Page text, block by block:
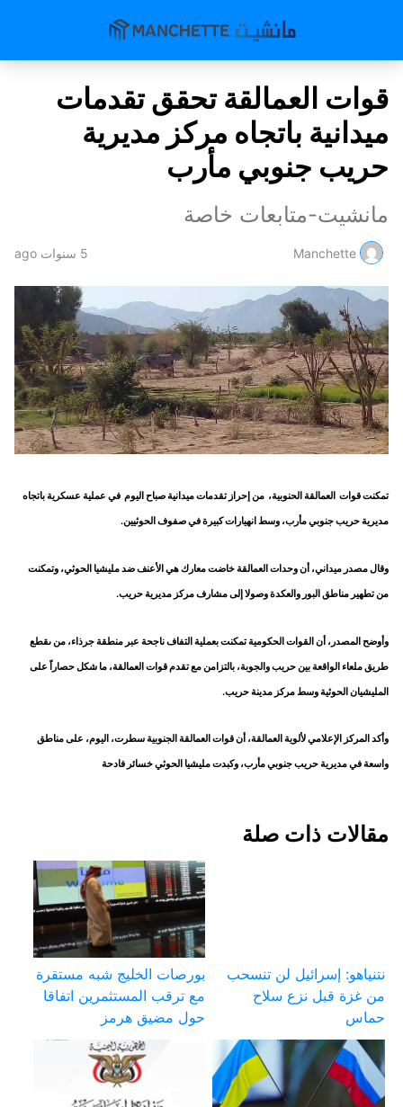
قوات العمالقة تحقق تقدمات
ميدانية باتجاه مركز مديرية
حريب جنوبي مأرب
مانشيت-متابعات خاصة
Manchette 5 سنوات ago
تمكنت قوات العمالقة الحنوبية، من إحراز تقدمات ميدانية صباح اليوم في عملية عسكرية باتجاه
مديرية حريب جنوبي مأرب، وسط انهيارات كبيرة في صفوف الحوثيين.
وقال مصدر ميداني، أن وحدات العمالقة خاضت معارك هي الأعنف ضد مليشيا الحوثي، وتمكنت
من تطهير مناطق البور والعكدة وصولا إلى مشارف مركز مديرية حريب.
وأوضح المصدر، أن القوات الحكومية تمكنت بعملية التفاف ناجحة عبر منطقة جرذاء، من ىقطع
طريق ملعاء الواقعة بين حريب والجوبة، بالتزامن مع تقدم قوات العمالقة، ما شكل حصاراً على
المليشيان الحوثية وسط مركز مدينة حريب.
وأكد المركز الإعلامي لألوية العمالقة، أن قوات العمالقة الجنوبية سطرت، اليوم، على مناطق
واسعة في مديرية حريب جنوبي مأرب، وكبدت مليشيا الحوثي خسائر فادحة
مقالات ذات صلة
نتنياهو: إسرائيل لن تنسحب
من غزة قبل نزع سلاح
حماس
بورصات الخليج شبه مستقرة
مع ترقب المستثمرين اتفاقا
حول مضيق هرمز